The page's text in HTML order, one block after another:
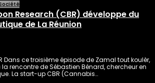
Research (CBR) développe du
de La Réunion
Dans ce troisième épisode de Zamal tout koulèr,
rencontre de Sébastien Bénard, chercheur en
La start-up CBR (Cannabis…